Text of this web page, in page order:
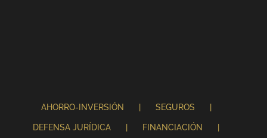
AHORRO-INVERSIÓN SEGUROS
DEFENSA JURÍDICA FINANCIACIÓN